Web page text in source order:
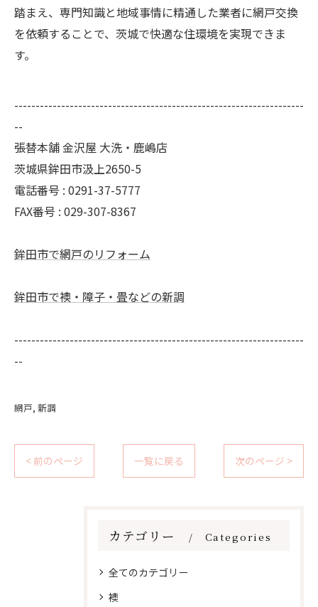
踏まえ、専門知識と地域事情に精通した業者に網戸交換
を依頼することで、茨城で快適な住環境を実現できま
す。
--------------------------------------------------------------------
--
張替本舗 金沢屋 大洗・鹿嶋店
茨城県鉾田市汲上2650-5
電話番号 : 0291-37-5777
FAX番号 : 029-307-8367
鉾田市で網戸のリフォーム
鉾田市で襖・障子・畳などの新調
--------------------------------------------------------------------
--
網戸 新調
< 前のページ 一覧に戻る 次のページ >
カテゴリー Categories
全てのカテゴリー
襖